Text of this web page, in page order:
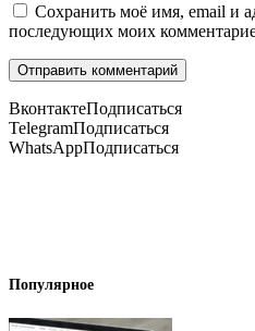
Сохранить моё имя, email и
последующих моих
ВконтактеПодписаться
TelegramПодписаться
WhatsAppПодписаться
Популярное